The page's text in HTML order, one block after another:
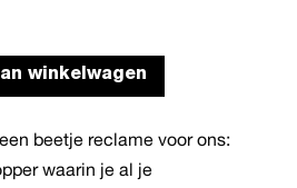
winkelwagen
beetje reclame voor ons:
waarin je al je